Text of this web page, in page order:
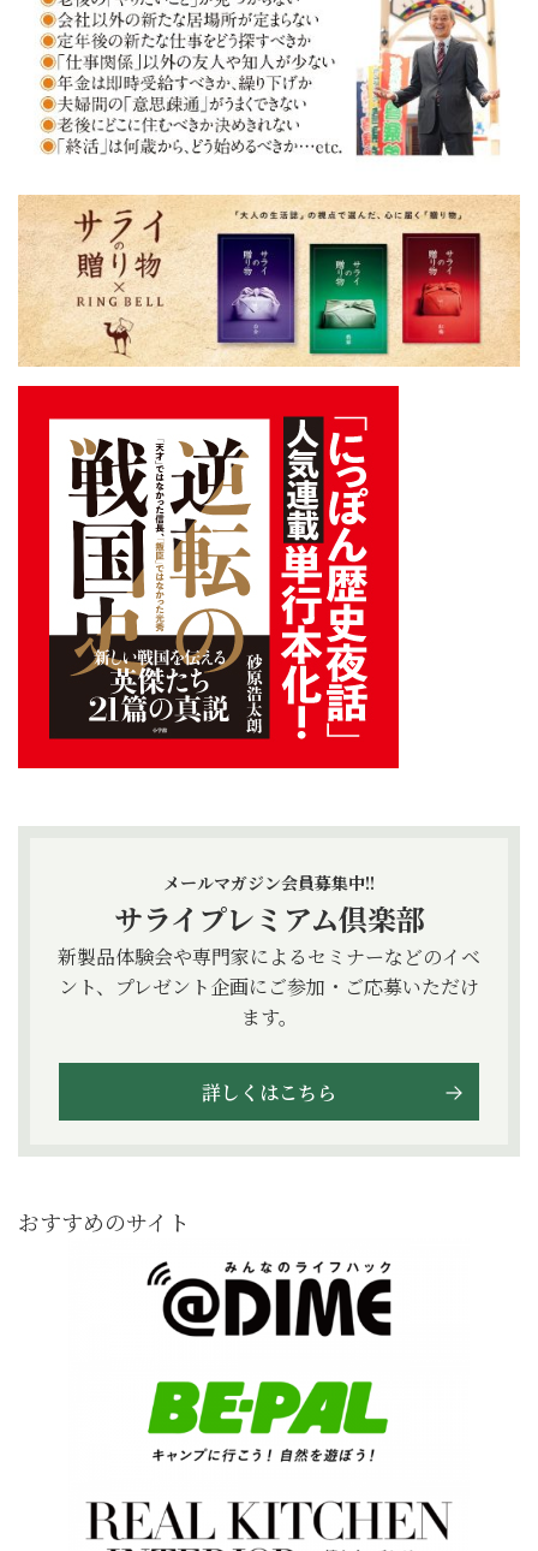
メールマガジン会員募集中!!
サライプレミアム倶楽部
新製品体験会や専門家によるセミナーなどのイベ
ント、プレゼント企画にご参加・ご応募いただけ
ます。
詳しくはこちら
おすすめのサイト